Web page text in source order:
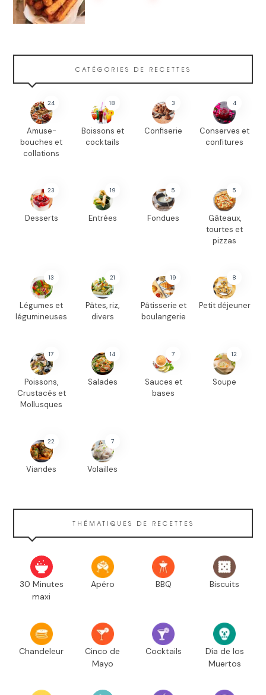
CATÉGORIES DE RECETTES
24
Amuse-
bouches et
collations
18
Boissons et
cocktails
3
Confiserie
4
Conserves et
confitures
23
Desserts
19
Entrées
5
Fondues
5
Gâteaux,
tourtes et
pizzas
13
Légumes et
légumineuses
21
Pâtes, riz,
divers
19
Pâtisserie et
boulangerie
8
Petit déjeuner
17
Poissons,
Crustacés et
Mollusques
14
Salades
7
Sauces et
bases
12
Soupe
22
Viandes
7
Volailles
THÉMATIQUES DE RECETTES
30 Minutes
maxi
Apéro BBQ Biscuits
Chandeleur
Cinco de
Mayo
Cocktails
Día de los
Muertos